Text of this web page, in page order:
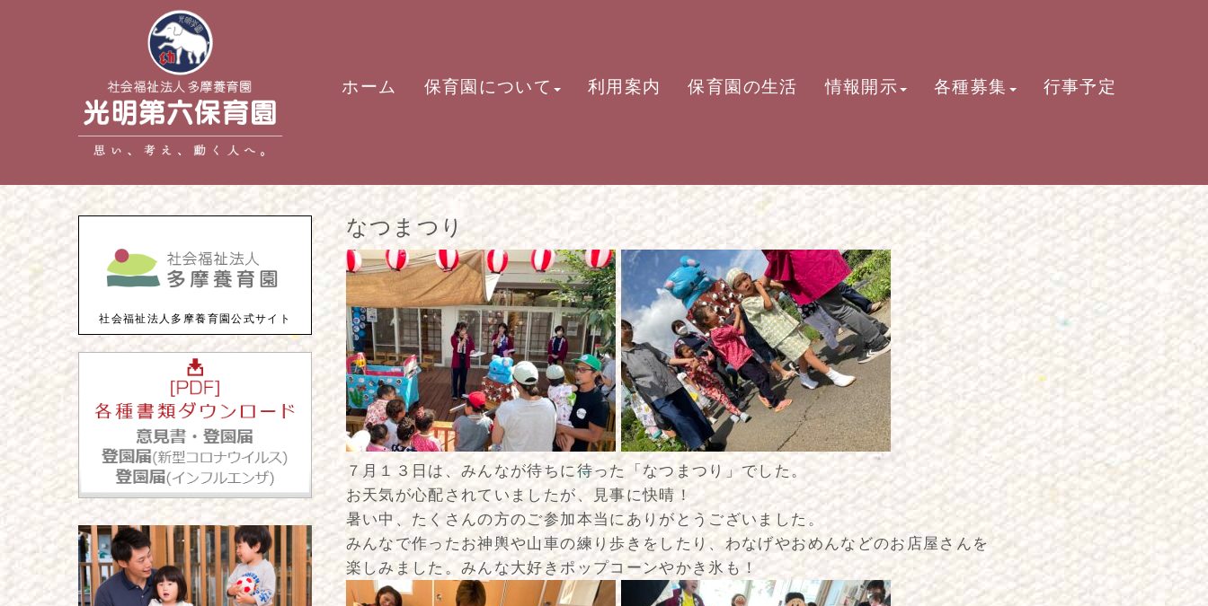
ホーム 保育園について 利用案内 保育園の生活 情報開示 各種募集 行事予定
なつまつり
７月１３日は、みんなが待ちに待った「なつまつり」でした。
お天気が心配されていましたが、見事に快晴！
暑い中、たくさんの方のご参加本当にありがとうございました。
みんなで作ったお神輿や山車の練り歩きをしたり、わなげやおめんなどのお店屋さんを
楽しみました。みんな大好きポップコーンやかき氷も！
社会福祉法人多摩養育園公式サイト